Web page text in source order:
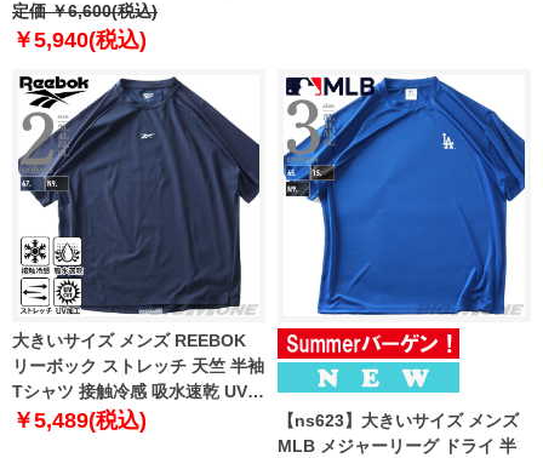
トリーズ プリント 半袖 Tシャツ
USA直輸入 uts49000g1
定価 ￥6,600(税込)
￥5,940(税込)
大きいサイズ メンズ REEBOK
リーボック ストレッチ 天竺 半袖
Tシャツ 接触冷感 吸水速乾 UV加
工 消臭 x5533r
￥5,489(税込)
【ns623】大きいサイズ メンズ
MLB メジャーリーグ ドライ 半